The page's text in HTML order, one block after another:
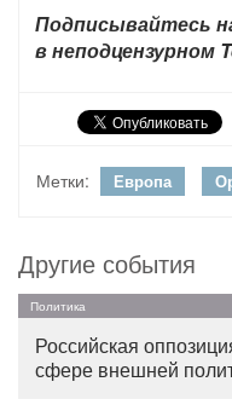
Подписывайтесь
в неподцензурном
Метки: Европа
Другие события
Политика
Российская
сфере внешней